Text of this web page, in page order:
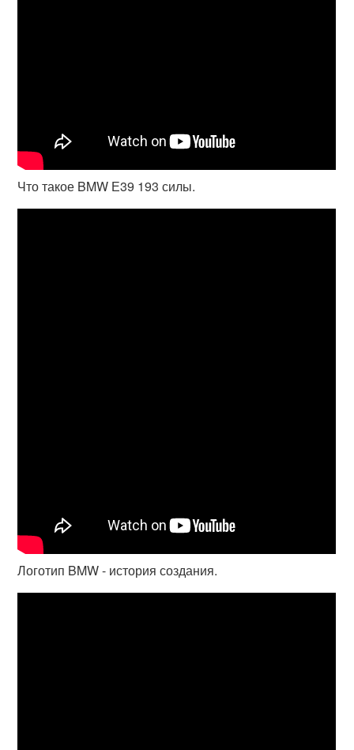
Что такое BMW Е39 193 силы.
Логотип BMW - история создания.